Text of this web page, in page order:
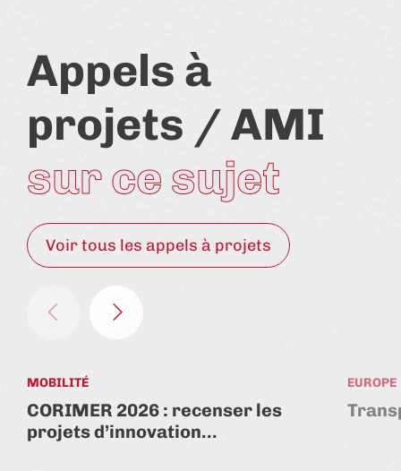
Appels à
projets / AMI
sur ce sujet
Voir tous les appels à projets
MOBILITÉ
CORIMER 2026 : recenser les
projets d’innovation…
EUROPE